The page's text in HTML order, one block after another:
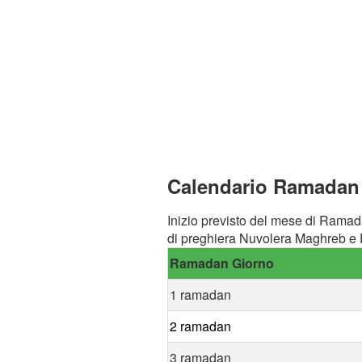
Calendario
Inizio previsto del mese di
di preghiera Nuvolera Maghreb e
Ramadan Giorno
1 ramadan
2 ramadan
3 ramadan